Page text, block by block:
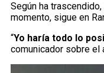
Según ha trascendido,
momento, sigue en
“Yo haría todo lo
comunicador sobre el